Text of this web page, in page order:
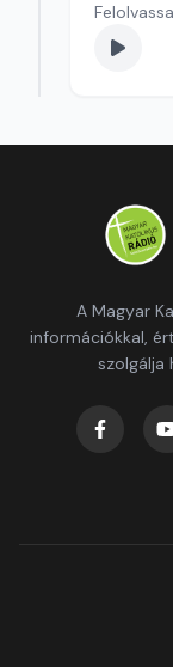
A Magyar
információkkal,
szolgálja